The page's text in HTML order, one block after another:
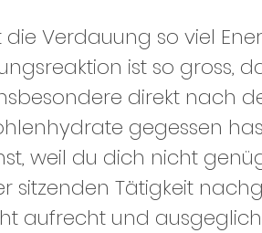
Verdauung so viel
ist so gross,
direkt nach
gegessen
weil du dich nicht
sitzenden Tätigkeit
aufrecht und